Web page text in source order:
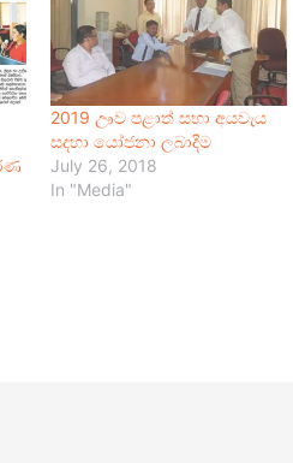
2019 ඌව පළාත් සභා අයවැය
සදහා යෝජනා ලබාදීම
July 26, 2018
In "Media"